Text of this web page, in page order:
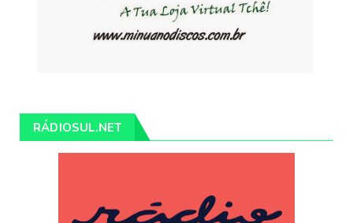
RÁDIOSUL.NET